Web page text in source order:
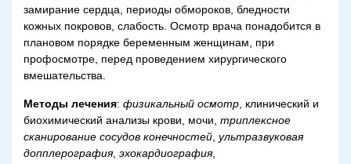
замирание сердца, периоды обмороков, бледности
кожных покровов, слабость. Осмотр врача понадобится в
плановом порядке беременным женщинам, при
профосмотре, перед проведением хирургического
вмешательства.
Методы лечения: физикальный осмотр , клинический и
биохимический анализы крови, мочи, триплексное
сканирование сосудов конечностей ультразвуковая
допплерография, эхокардиография,